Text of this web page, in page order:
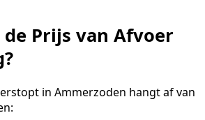
Prijs van Afvoer
in Ammerzoden hangt af van